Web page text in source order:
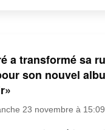
a transformé sa
son nouvel
23 novembre à 15:09